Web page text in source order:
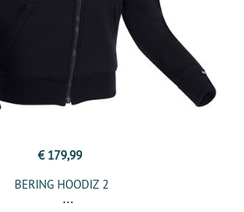
€ 179,99
BERING HOODIZ 2